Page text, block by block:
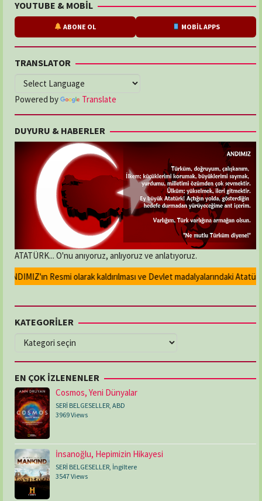
YOUTUBE & MOBİL
ABONE OL MOBİL APPS
TRANSLATOR
Powered by Translate
DUYURU & HABERLER
ATATÜRK... O'nu anıyoruz, anlıyoruz ve anlatıyoruz.
Resmi olarak kaldırılması ve Devlet madalyalarındaki Atatürk
KATEGORİLER
KATEGORİLER
EN ÇOK İZLENENLER
Cosmos, Yeni Dünyalar
SERİ BELGESELLER, ABD
3969 Views
İnsanoğlu, Hepimizin Hikayesi
SERİ BELGESELLER, İngiltere
3547 Views